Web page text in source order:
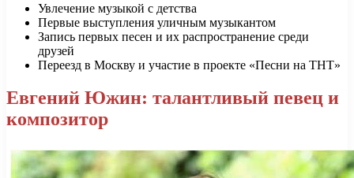
Увлечение музыкой с детства
Первые выступления уличным музыкантом
Запись первых песен и их распространение среди
друзей
Переезд в Москву и участие в проекте «Песни на ТНТ»
Евгений Южин: талантливый певец и
композитор